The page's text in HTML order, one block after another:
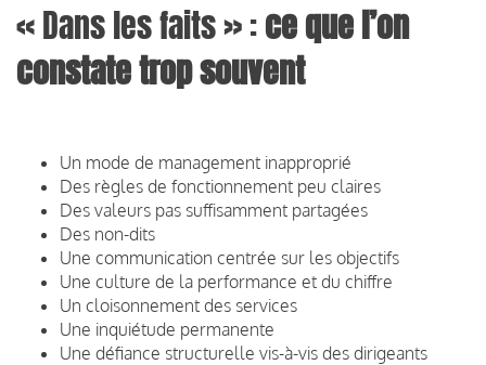
« Dans les faits » :ce que l’on
constate trop souvent
Un mode de management inapproprié
Des règles de fonctionnement peu claires
Des valeurs pas suffisamment partagées
Des non-dits
Une communication centrée sur les objectifs
Une culture de la performance et du chiffre
Un cloisonnement des services
Une inquiétude permanente
Une défiance structurelle vis-à-vis des dirigeants